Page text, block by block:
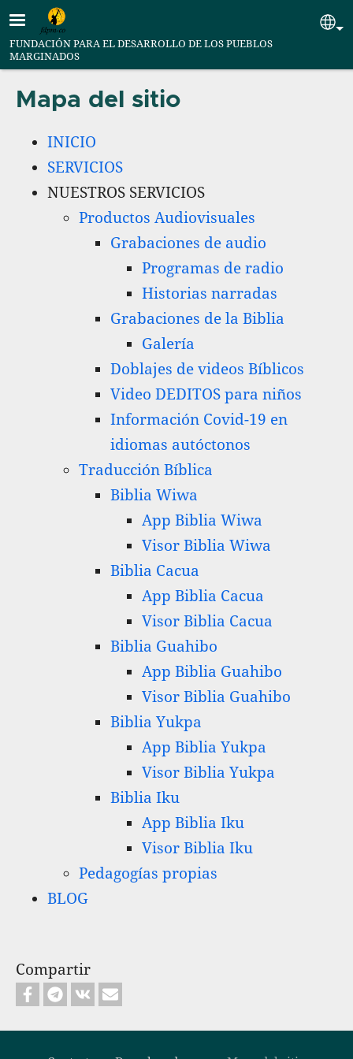
Pasar al contenido principal
FUNDACIÓN PARA EL DESARROLLO DE LOS PUEBLOS
MARGINADOS
Mapa del sitio
INICIO
SERVICIOS
NUESTROS SERVICIOS
Productos Audiovisuales
Grabaciones de audio
Programas de radio
Historias narradas
Grabaciones de la Biblia
Galería
Doblajes de videos Bíblicos
Video DEDITOS para niños
Información Covid-19 en
idiomas autóctonos
Traducción Bíblica
Biblia Wiwa
App Biblia Wiwa
Visor Biblia Wiwa
Biblia Cacua
App Biblia Cacua
Visor Biblia Cacua
Biblia Guahibo
App Biblia Guahibo
Visor Biblia Guahibo
Biblia Yukpa
App Biblia Yukpa
Visor Biblia Yukpa
Biblia Iku
App Biblia Iku
Visor Biblia Iku
Pedagogías propias
BLOG
Compartir